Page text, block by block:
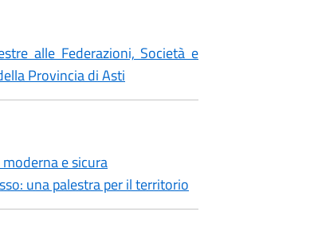
alle Federazioni, Società e
Provincia di Asti
e sicura
una palestra per il territorio